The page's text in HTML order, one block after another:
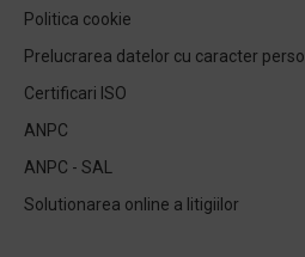
Politica cookie
Prelucrarea datelor cu caracter
Certificari ISO
ANPC
ANPC - SAL
Solutionarea online a litigiilor